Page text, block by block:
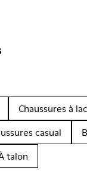
Chaussures à
casual
talon